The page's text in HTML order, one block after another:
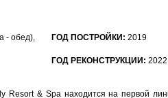
- обед), ГОД ПОСТРОЙКИ: 2019
ГОД РЕКОНСТРУКЦИИ:
Resort & Spa находится на первой